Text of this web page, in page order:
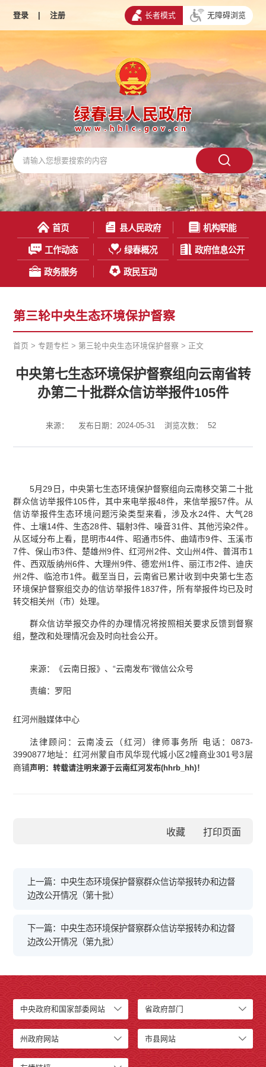
登录 | 注册 长者模式 无障碍浏览
首页 县人民政府 机构职能
工作动态 绿春概况 政府信息公开
政务服务 政民互动
第三轮中央生态环境保护督察
首页 >专题专栏 > 第三轮中央生态环境保护督察 > 正文
中央第七生态环境保护督察组向云南省转
办第二十批群众信访举报件105件
来源： 发布日期：2024-05-31 浏览次数： 52
5月29日，中央第七生态环境保护督察组向云南移交第二十批
群众信访举报件105件，其中来电举报48件，来信举报57件。从
信访举报件生态环境问题污染类型来看，涉及水24件、大气28
件、土壤14件、生态28件、辐射3件、噪音31件、其他污染2件。
从区域分布上看，昆明市44件、昭通市5件、曲靖市9件、玉溪市
7件、保山市3件、楚雄州9件、红河州2件、文山州4件、普洱市1
件、西双版纳州6件、大理州9件、德宏州1件、丽江市2件、迪庆
州2件、临沧市1件。截至当日，云南省已累计收到中央第七生态
环境保护督察组交办的信访举报件1837件，所有举报件均已及时
转交相关州（市）处理。
群众信访举报交办件的办理情况将按照相关要求反馈到督察
组，整改和处理情况会及时向社会公开。
来源：《云南日报》、“云南发布”微信公众号
责编：罗阳
红河州融媒体中心
法律顾问：云南凌云（红河）律师事务所 电话：0873-
3990877地址：红河州蒙自市风华现代城小区2幢商业301号3层
商铺声明：转载请注明来源于云南红河发布(hhrb_hh)！
收藏
上一篇：中央生态环境保护督察群众信访举报转办和边督
边改公开情况（第十批）
下一篇：中央生态环境保护督察群众信访举报转办和边督
边改公开情况（第九批）
中央政府和国家部委网站 省政府部门
州政府网站 市县网站